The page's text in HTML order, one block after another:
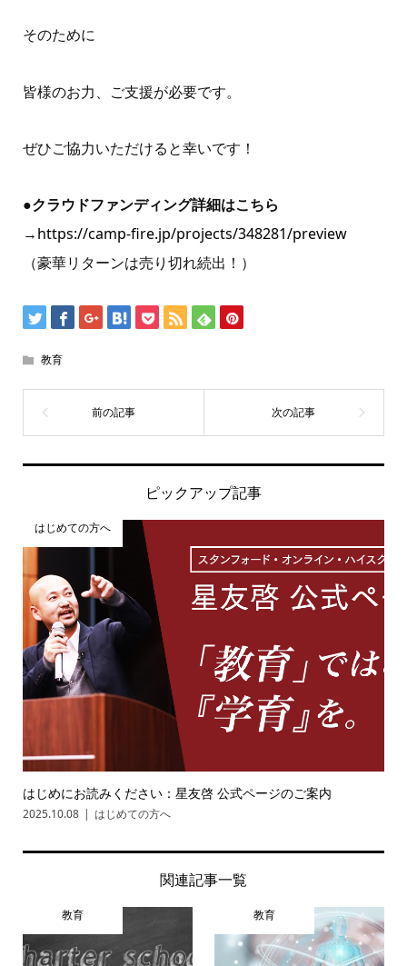
そのために
皆様のお力、ご支援が必要です。
ぜひご協力いただけると幸いです！
●クラウドファンディング詳細はこちら
→https://camp-fire.jp/projects/348281/preview
（豪華リターンは売り切れ続出！）
教育
ピックアップ記事
はじめての方へ
はじめにお読みください：星友啓 公式ページのご案内
2025.10.08 はじめての方へ
関連記事一覧
教育 教育